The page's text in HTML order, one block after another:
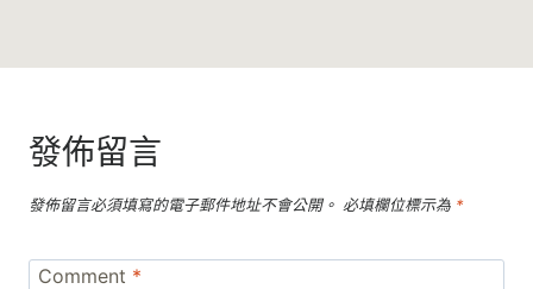
發佈留言
發佈留言必須填寫的電子郵件地址不會公開。 必填欄位標示為 *
Comment *